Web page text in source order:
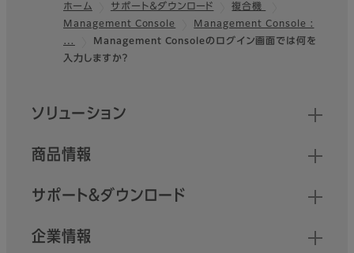
フッター
ホーム サポート＆ダウンロード
複合機
Management Console
Management Console :
…
Management Consoleのログイン画面では何を
入力しますか？
クイックリンク
ソリューション
商品情報
サポート＆ダウンロード
企業情報